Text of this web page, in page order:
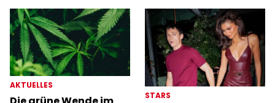
AKTUELLES
STARS